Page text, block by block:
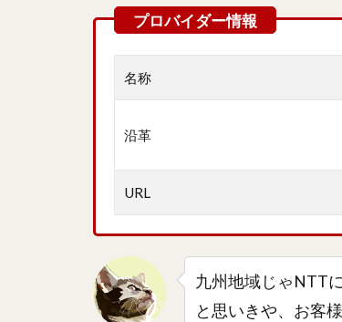
名称
沿革
URL
九州地域じゃNTT
と思いきや、お客